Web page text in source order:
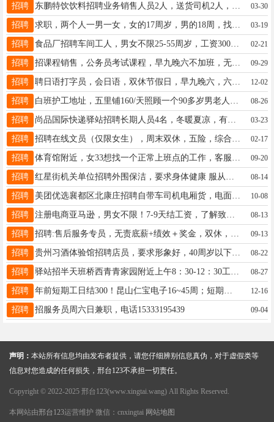
招聘 03-30
招聘 求职，两个人一男一女，女的17周岁，男的18周，找长期工，联系电话15732929063 03-19
招聘 食品厂招聘车间工人，男女不限25-55周岁，工资3000-6000左右，公休四天，电话15731910892 同号 02-21
招聘 招课程销售，公务员考试课程，早九晚六不加班，无责4000加提成，居然之家写字楼13739803105 09-29
招聘 聘日语打字员，会日语，双休节假日，早九晚六，六险，同 18632981630 12-02
招聘 08-26
招聘 尚品国际快递驿站招聘长期人员4名，冬暖夏凉，有经验者优先。电话微信同号！1510339881018231900255 03-23
招聘 02-17
招聘 09-20
招聘 08-14
招聘 10-08
招聘 注册电商亚马逊，男女不限！7-9天结工资，了解致电19203692435 08-13
招聘 09-13
招聘 贵州习酒体验馆招聘店员，要求形象好，40周岁以下吃苦耐劳，待遇优厚18875760116 08-22
招聘 08-27
招聘 12-16
招聘 招服务员周六日兼职，电话15333195439 09-04
声明： 本站所有信息均由发布者提供，请您仔细辨别信息真伪，对于虚假类等
信息对您造成的任何损失，邢台123不承担一切责任。
Copyright © 2022-2025 邢台123(www.xingtai.wang) All Rights Reserved.
本网站由邢台123运营维护 微信：cnxingtai 网站地图